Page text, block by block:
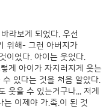
라보게 되었다. 우선
위해- 그런 아버지가
이었다. 아이는 웃었다.
게 아이가 자지러지게 웃는
있다는 것을 처음 알았다.
웃을 수 있는거구나... 저게
는 이제야 가.족.이 된 것